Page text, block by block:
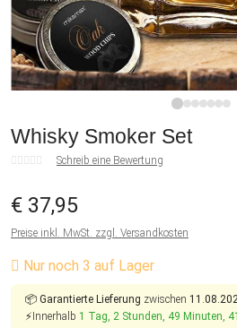
Whisky Smoker Set
Schreib eine Bewertung
€ 37,95
Preise inkl. MwSt. zzgl. Versandkosten
Nur noch 3 auf Lager
📦 Garantierte Lieferung zwischen
⚡Innerhalb 1 Tag, 2 Stunden, 49 Minuten,